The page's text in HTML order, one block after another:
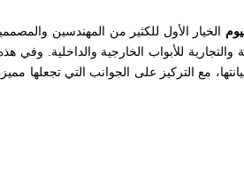
الخيار الأول للكثير من المهندسين
والتجارية للأبواب الخارجية والداخلية. وفي
مع التركيز على الجوانب التي تجعلها